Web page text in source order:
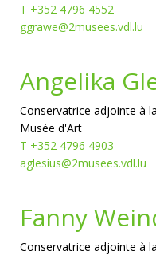
T +352 4796 4552
ggrawe@2musees.vdl.lu
Angelika
Conservatrice adjointe à
Musée d'Art
T +352 4796 4903
aglesius@2musees.vdl.lu
Fanny
Conservatrice adjointe à